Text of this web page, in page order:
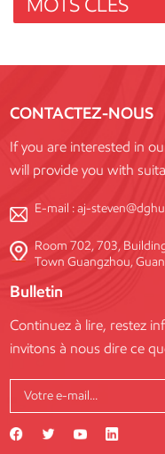
CONTACTEZ-NOUS
If you are interested in
will provide you with
E-mail :aj-
Room 702, 703,
Town Guangzhou,
Bulletin
Continuez à lire, restez
invitons à nous dire ce